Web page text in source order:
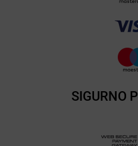
SIGURNO